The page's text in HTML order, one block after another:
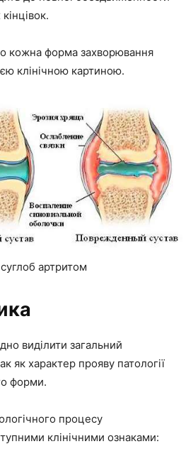
кожна форма захворювання
клінічною картиною.
артритом
виділити загальний
як характер прояву патології
форми.
процесу
клінічними ознаками: